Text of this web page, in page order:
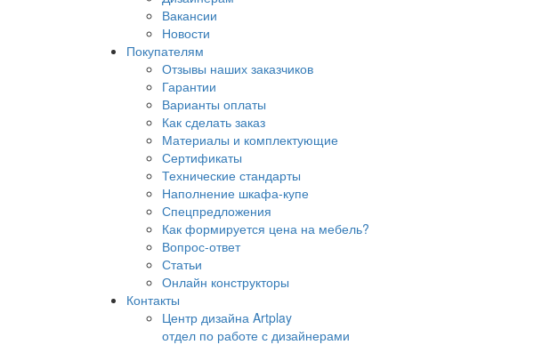
Вакансии
Новости
Покупателям
Отзывы наших заказчиков
Гарантии
Варианты оплаты
Как сделать заказ
Материалы и комплектующие
Сертификаты
Технические стандарты
Наполнение шкафа-купе
Спецпредложения
Как формируется цена на мебель?
Вопрос-ответ
Статьи
Онлайн конструкторы
Контакты
Центр дизайна Artplay
отдел по работе с дизайнерами